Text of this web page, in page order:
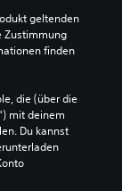
geltenden
Zustimmung
finden
die (über die
mit deinem
Du kannst